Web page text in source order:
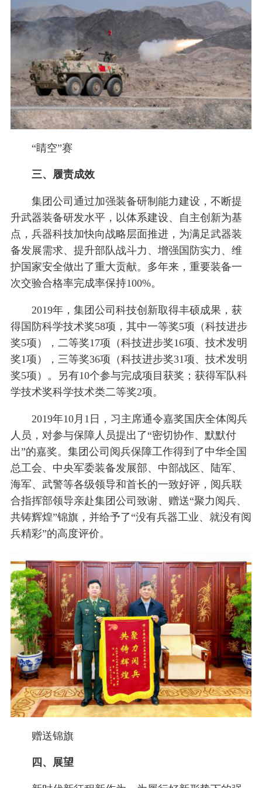
“睛空”赛
三、履责成效
集团公司通过加强装备研制能力建设，不断提
升武器装备研发水平，以体系建设、自主创新为基
点，兵器科技加快向战略层面推进，为满足武器装
备发展需求、提升部队战斗力、增强国防实力、维
护国家安全做出了重大贡献。多年来，重要装备一
次交验合格率完成率保持100%。
2019年，集团公司科技创新取得丰硕成果，获
得国防科学技术奖58项，其中一等奖5项（科技进步
奖5项），二等奖17项（科技进步奖16项、技术发明
奖1项），三等奖36项（科技进步奖31项、技术发明
奖5项）。另有10个参与完成项目获奖；获得军队科
学技术奖科学技术类二等奖2项。
2019年10月1日，习主席通令嘉奖国庆全体阅兵
人员，对参与保障人员提出了“密切协作、默默付
出”的嘉奖。集团公司阅兵保障工作得到了中华全国
总工会、中央军委装备发展部、中部战区、陆军、
海军、武警等各级领导和首长的一致好评，阅兵联
合指挥部领导亲赴集团公司致谢、赠送“聚力阅兵、
共铸辉煌”锦旗，并给予了“没有兵器工业、就没有阅
兵精彩”的高度评价。
赠送锦旗
四、展望